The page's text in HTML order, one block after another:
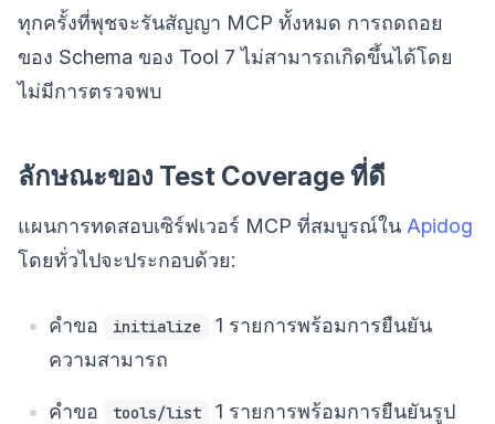
ทุกครั้งที่พุชจะรันสัญญา MCP ทั้งหมด การถดถอย
ของ Schema ของ Tool 7 ไม่สามารถเกิดขึ้นได้โดย
ไม่มีการตรวจพบ
ลักษณะของ Test Coverage ที่ดี
แผนการทดสอบเซิร์ฟเวอร์ MCP ที่สมบูรณ์ใน Apidog
โดยทั่วไปจะประกอบด้วย:
คำขอ initialize
1 รายการพร้อมการยืนยัน
ความสามารถ
คำขอ tools/list
1 รายการพร้อมการยืนยันรูป